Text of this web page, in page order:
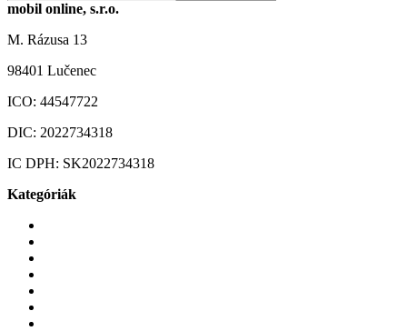
mobil online, s.r.o.
M. Rázusa 13
98401 Lučenec
ICO: 44547722
DIC: 2022734318
IC DPH: SK2022734318
Kategóriák